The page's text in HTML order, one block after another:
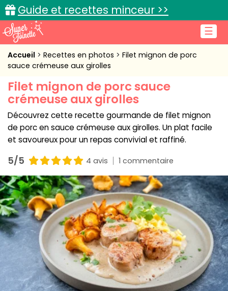
☰
Guide et recettes minceur >>
Accueil
Cuisine pratique
L'actu cuisine
Connexion
Accueil Recettes en photos
Filet mignon de porc
sauce crémeuse aux girolles
Filet mignon de porc sauce
crémeuse aux girolles
Découvrez cette recette gourmande de filet mignon
de porc en sauce crémeuse aux girolles. Un plat facile
et savoureux pour un repas convivial et raffiné.
5/5 4 avis 1 commentaire